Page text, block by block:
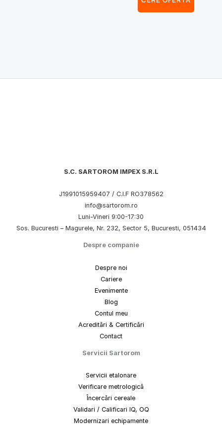
S.C. SARTOROM IMPEX S.R.L
J1991015959407 / C.I.F RO378562
info@sartorom.ro
Luni-Vineri 9:00-17:30
Sos. Bucuresti – Magurele, Nr. 232, Sector 5, Bucuresti, 051434
Despre companie
Despre noi
Cariere
Evenimente
Blog
Contul meu
Acreditări & Certificări
Contact
Servicii Sartorom
Servicii etalonare
Verificare metrologică
Încercări cereale
Validari / Calificari IQ, OQ
Modernizari echipamente